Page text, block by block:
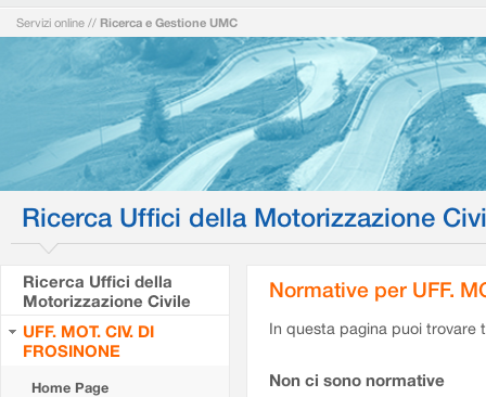
Servizi online // Ricerca e Gestione UMC
Ricerca Uffici della Motorizzazione
Ricerca Uffici della
Motorizzazione Civile
UFF. MOT. CIV. DI
FROSINONE
Home Page
Normative per UFF.
In questa pagina puoi
Non ci sono normative